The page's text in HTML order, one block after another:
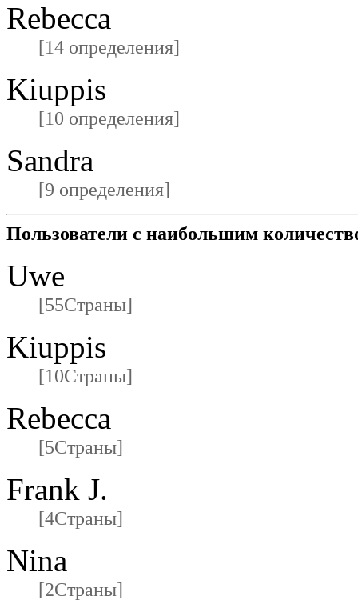
Rebecca
[14 определения]
Kiuppis
[10 определения]
Sandra
[9 определения]
Пользователи с наибольшим
Uwe
[55Страны]
Kiuppis
[10Страны]
Rebecca
[5Страны]
Frank J.
[4Страны]
Nina
[2Страны]